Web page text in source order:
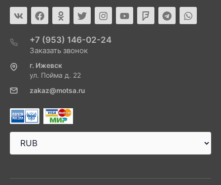
+7 (953) 146-02-24
Заказать звонок
г. Ижевск
ул. Пойма д. 22
zakaz@motsa.ru